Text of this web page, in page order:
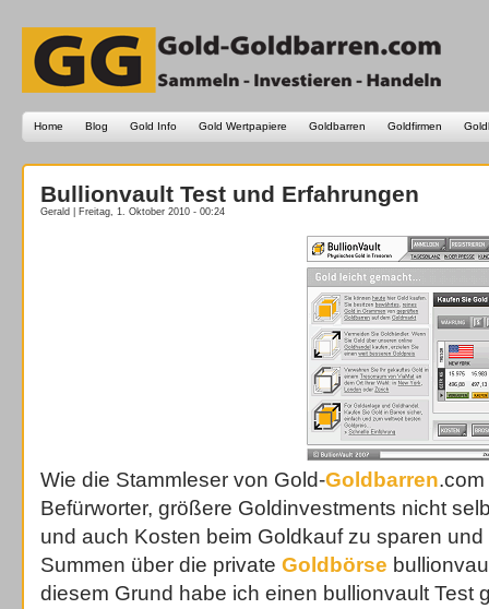
Home Blog Gold Info Gold Wertpapiere Goldbarren Goldfirmen
Bullionvault Test und Erfahrungen
Gerald | Freitag, 1. Oktober 2010 - 00:24
Wie die Stammleser von Gold-Goldbarren
Befürworter, größere Goldinvestments nicht
und auch Kosten beim Goldkauf zu sparen
Summen über die private Goldbörse
diesem Grund habe ich einen bullionvault Test